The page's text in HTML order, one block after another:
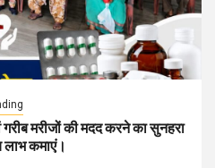
मरीजों की मदद करने का सुनहरा
लाभ कमाएं।